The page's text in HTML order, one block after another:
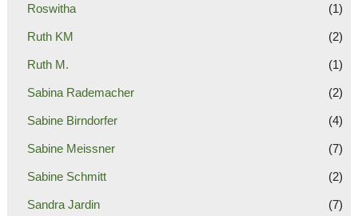
Roswitha (1)
Ruth KM (2)
Ruth M. (1)
Sabina Rademacher (2)
Sabine Birndorfer (4)
Sabine Meissner (7)
Sabine Schmitt (2)
Sandra Jardin (7)